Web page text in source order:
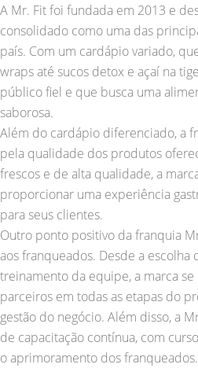
A Mr. Fit foi fundada em 2013 e
consolidado como uma das
país. Com um cardápio variado,
wraps até sucos detox e açaí na
público fiel e que busca uma
saborosa.
Além do cardápio diferenciado, a
pela qualidade dos produtos
frescos e de alta qualidade, a
proporcionar uma experiência
para seus clientes.
Outro ponto positivo da franquia
aos franqueados. Desde a
treinamento da equipe, a marca
parceiros em todas as etapas do
gestão do negócio. Além disso, a
de capacitação contínua, com
o aprimoramento dos franqueados.